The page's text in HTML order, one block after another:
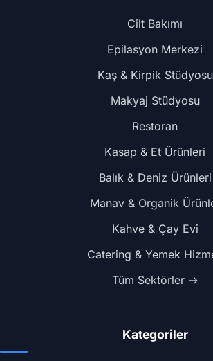
Cilt Bakımı
Epilasyon Merkezi
Kaş & Kirpik Stüdyosu
Makyaj Stüdyosu
Restoran
Kasap & Et Ürünleri
Balık & Deniz Ürünleri
Manav & Organik
Kahve & Çay Evi
Catering & Yemek
Tüm Sektörler →
Kategoriler